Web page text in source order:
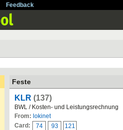
Feedback
Feste
KLR (137)
BWL / Kosten- und Leistungsrechnung
From: lokinet
Card:
74 93 121